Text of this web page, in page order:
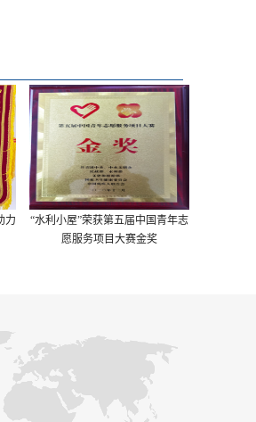
“水利小屋”荣获第五届中国青年志
愿服务项目大赛金奖
水利工程系荣